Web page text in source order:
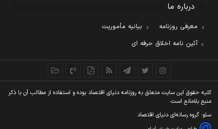
درباره ما
معرفی روزنامه
بیانیه مأموریت
آئین نامه اخلاق حرفه ای
کليه حقوق اين سايت متعلق به روزنامه دنيای اقتصاد بوده و استفاده از مطالب آن با ذکر
منبع بلامانع است
سئو: گروه رسانه‌ای دنیای اقتصاد